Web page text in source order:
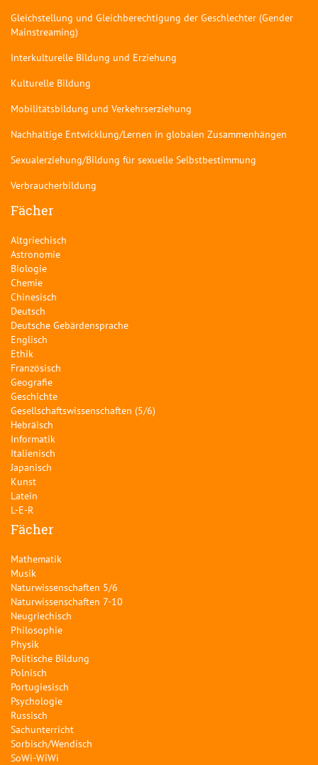
Gleichstellung und Gleichberechtigung der Geschlechter (Gender
Mainstreaming)
Interkulturelle Bildung und Erziehung
Kulturelle Bildung
Mobilitätsbildung und Verkehrserziehung
Nachhaltige Entwicklung/Lernen in globalen Zusammenhängen
Sexualerziehung/Bildung für sexuelle Selbstbestimmung
Verbraucherbildung
Fächer
Altgriechisch
Astronomie
Biologie
Chemie
Chinesisch
Deutsch
Deutsche Gebärdensprache
Englisch
Ethik
Französisch
Geografie
Geschichte
Gesellschaftswissenschaften (5/6)
Hebräisch
Informatik
Italienisch
Japanisch
Kunst
Latein
L-E-R
Fächer
Mathematik
Musik
Naturwissenschaften 5/6
Naturwissenschaften 7-10
Neugriechisch
Philosophie
Physik
Politische Bildung
Polnisch
Portugiesisch
Psychologie
Russisch
Sachunterricht
Sorbisch/Wendisch
SoWi-WiWi